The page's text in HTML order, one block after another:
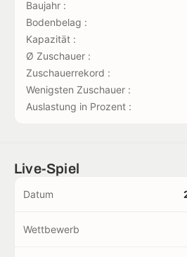
Baujahr :
Bodenbelag :
Kapazität :
Ø Zuschauer :
Zuschauerrekord :
Wenigsten Zuschauer :
Auslastung in Prozent :
Live-Spiel
Datum
Wettbewerb